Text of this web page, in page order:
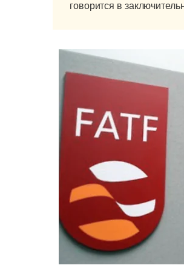
говорится в